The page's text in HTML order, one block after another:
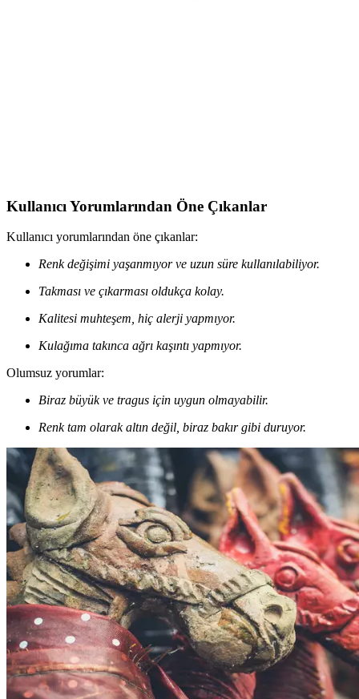
Kullanıcı Yorumlarından Öne Çıkanlar
Kullanıcı yorumlarından öne çıkanlar:
Renk değişimi yaşanmıyor ve uzun süre kullanılabiliyor.
Takması ve çıkarması oldukça kolay.
Kalitesi muhteşem, hiç alerji yapmıyor.
Kulağıma takınca ağrı kaşıntı yapmıyor.
Olumsuz yorumlar:
Biraz büyük ve tragus için uygun olmayabilir.
Renk tam olarak altın değil, biraz bakır gibi duruyor.